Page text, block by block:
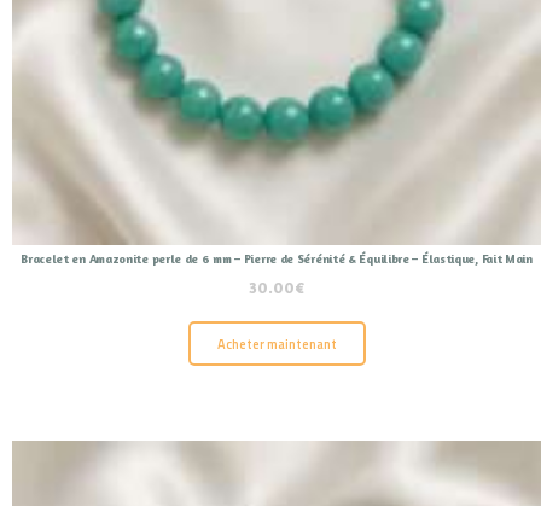
Bracelet en Amazonite perle de 6 mm – Pierre de Sérénité & Équilibre – Élastique, Fait Main
30.00€
Acheter maintenant